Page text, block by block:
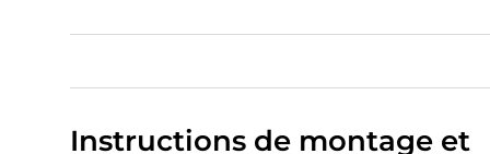
Instructions de montage et